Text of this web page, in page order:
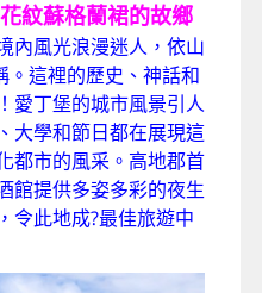
紋蘇格蘭裙的故鄉
內風光浪漫迷人，依山
。這裡的歷史、神話和
愛丁堡的城市風景引人
大學和節日都在展現這
都市的風采。高地郡首
館提供多姿多彩的夜生
令此地成?最佳旅遊中